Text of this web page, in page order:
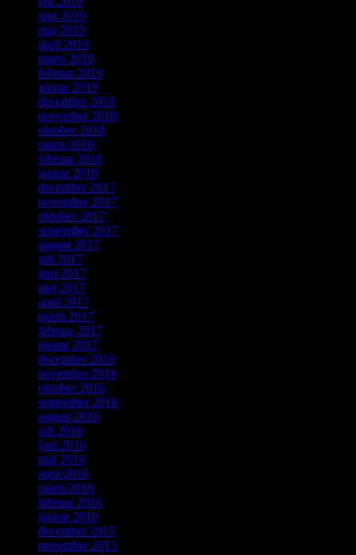
juni 2019
maj 2019
april 2019
marts 2019
februar 2019
januar 2019
december 2018
november 2018
oktober 2018
marts 2018
februar 2018
januar 2018
december 2017
november 2017
oktober 2017
september 2017
august 2017
juli 2017
juni 2017
maj 2017
april 2017
marts 2017
februar 2017
januar 2017
december 2016
november 2016
oktober 2016
september 2016
august 2016
juli 2016
juni 2016
maj 2016
april 2016
marts 2016
februar 2016
januar 2016
december 2015
november 2015